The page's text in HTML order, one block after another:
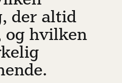
der altid
og hvilken